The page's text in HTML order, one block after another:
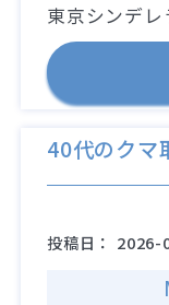
東京シンデ
40代のクマ
投稿日： 2026-